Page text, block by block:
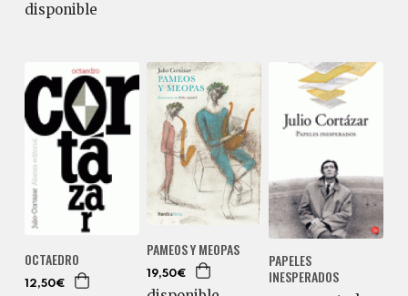
disponible
OCTAEDRO
12,50€
PAMEOS Y MEOPAS
19,50€
PAPELES
INESPERADOS